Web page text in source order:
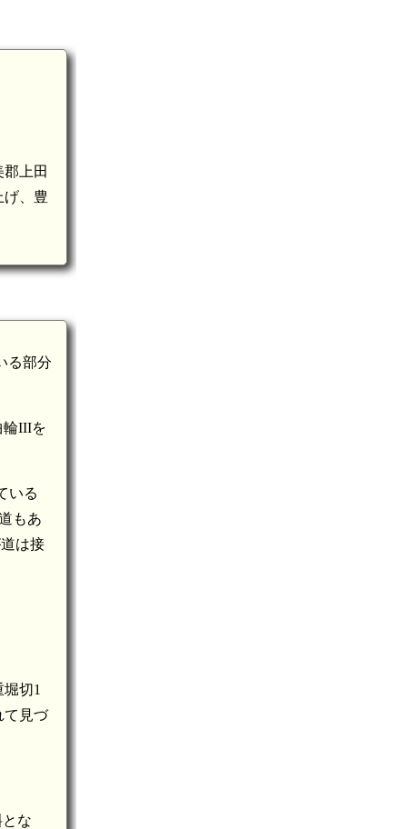
上田
げ、豊
る部分
輪IIIを
いる
もあ
は接
切1
て見づ
な